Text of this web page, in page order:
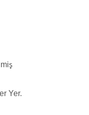
Yer.